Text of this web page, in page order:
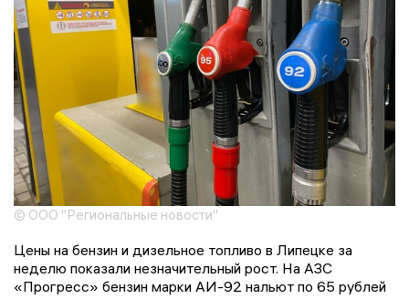
© ООО "Региональные новости"
Цены на бензин и дизельное топливо в Липецке за
неделю показали незначительный рост. На АЗС
«Прогресс» бензин марки АИ-92 нальют по 65 рублей